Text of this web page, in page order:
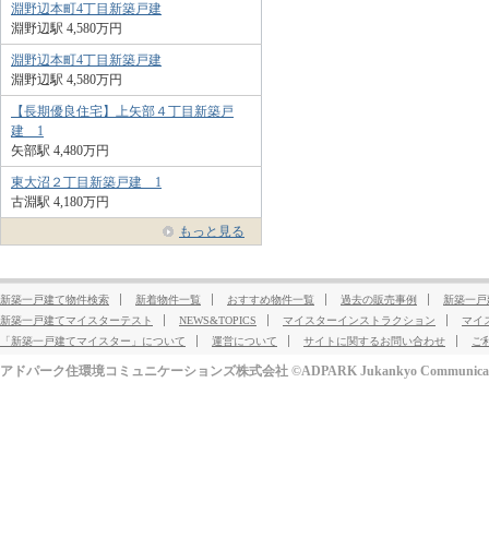
淵野辺本町4丁目新築戸建
淵野辺駅 4,580万円
淵野辺本町4丁目新築戸建
淵野辺駅 4,580万円
【長期優良住宅】上矢部４丁目新築戸
建 1
矢部駅 4,480万円
東大沼２丁目新築戸建 1
古淵駅 4,180万円
もっと見る
新築一戸建て物件検索 新着物件一覧 おすすめ物件一覧 過去の販売事例
新築一
新築一戸建てマイスターテスト
NEWS&TOPICS マイスターインストラクション
マイ
「新築一戸建てマイスター」について
運営について サイトに関するお問い合わせ ご
アドパーク住環境コミュニケーションズ株式会社 ©ADPARK Jukankyo